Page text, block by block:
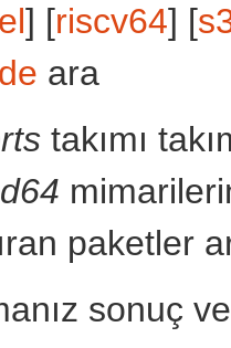
] [riscv64] [
ara
takımı
paketler
sonuç